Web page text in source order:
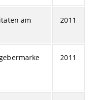
am
2011
2011